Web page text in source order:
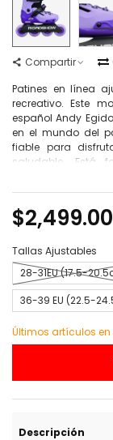
Compartir
Patines en línea
recreativo. Este
español Andy
en el mundo del
fiable para
saludable. Está
prolongar la vida
$2,499.00
Tallas Ajustables
28-31EU (17.5-
36-39 EU (22.5-
Últimos artículos en
Descripción